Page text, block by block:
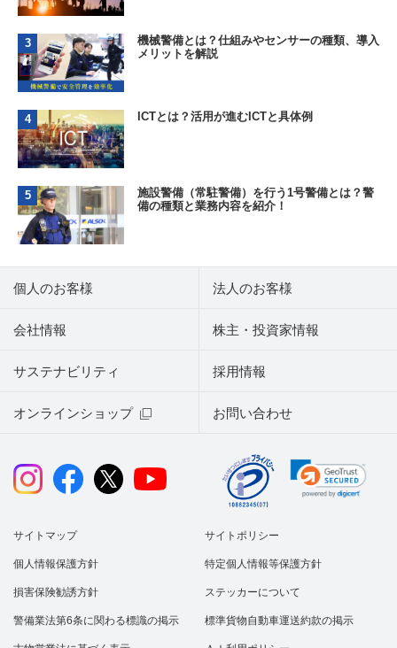
機械警備とは？仕組みやセンサーの種類、導入
メリットを解説
ICTとは？活用が進むICTと具体例
施設警備（常駐警備）を行う1号警備とは？警
備の種類と業務内容を紹介！
個人のお客様 法人のお客様
会社情報 株主・投資家情報
サステナビリティ
オンラインショップ お問い合わせ
採用情報
サイトマップ サイトポリシー
個人情報保護方針 特定個人情報等保護方針
損害保険勧誘方針 ステッカーについて
警備業法第6条に関わる標識の掲示 標準貨物自動車運送約款の掲示